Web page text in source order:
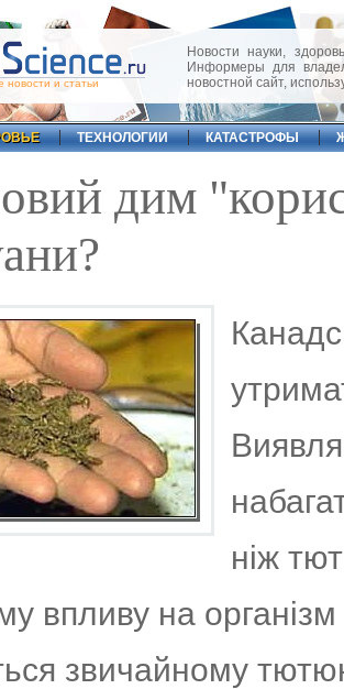
новости и статьи
Новости науки,
Информеры для
новостной сайт,
ТЕХНОЛОГИИ КАТАСТРОФЫ
дим
ніж
впливу на
звичайному